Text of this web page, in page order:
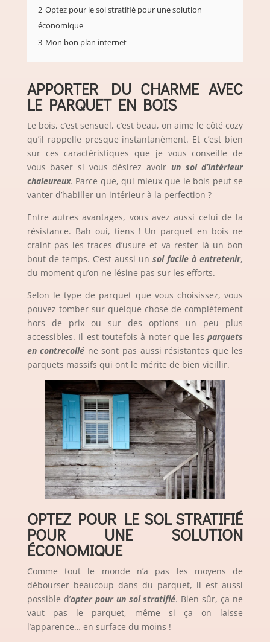
2 Optez pour le sol stratifié pour une solution
économique
3 Mon bon plan internet
APPORTER DU CHARME AVEC
LE PARQUET EN BOIS
Le bois, c’est sensuel, c’est beau, on aime le côté cozy
qu’il rappelle presque instantanément. Et c’est bien
sur ces caractéristiques que je vous conseille de
vous baser si vous désirez avoir un sol d’intérieur
chaleureux. Parce que, qui mieux que le bois peut se
vanter d’habiller un intérieur à la perfection ?
Entre autres avantages, vous avez aussi celui de la
résistance. Bah oui, tiens ! Un parquet en bois ne
craint pas les traces d’usure et va rester là un bon
bout de temps. C’est aussi unsol facile à entretenir,
du moment qu’on ne lésine pas sur les efforts.
Selon le type de parquet que vous choisissez, vous
pouvez tomber sur quelque chose de complètement
hors de prix ou sur des options un peu plus
accessibles. Il est toutefois à noter que lesparquets
en contrecollé ne sont pas aussi résistantes que les
parquets massifs qui ont le mérite de bien vieillir.
OPTEZ POUR LE SOL STRATIFIÉ
POUR UNE SOLUTION
ÉCONOMIQUE
Comme tout le monde n’a pas les moyens de
débourser beaucoup dans du parquet, il est aussi
possible d’opter pour un sol stratifié. Bien sûr, ça ne
vaut pas le parquet, même si ça on laisse
l’apparence… en surface du moins !